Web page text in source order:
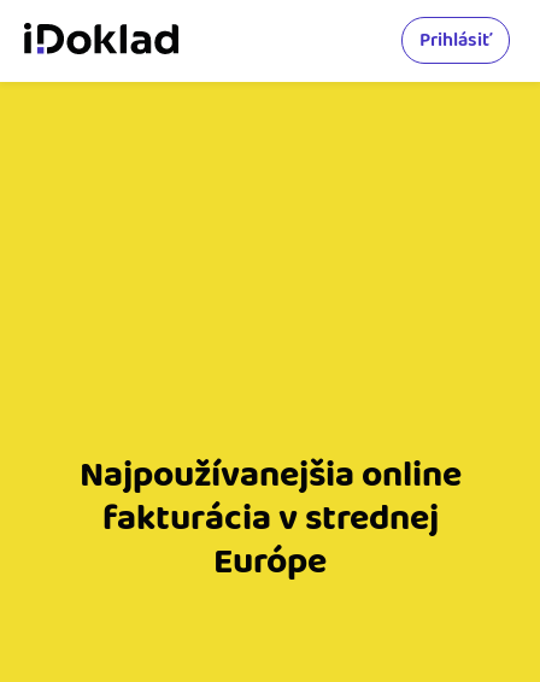
Prihlásiť
Najpoužívanejšia online
fakturácia v strednej
Európe